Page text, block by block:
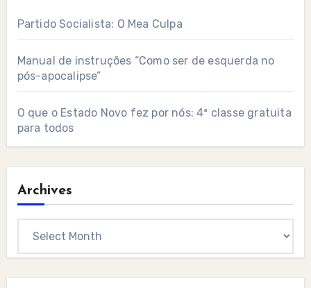
Partido Socialista: O Mea Culpa
Manual de instruções “Como ser de esquerda no
pós-apocalipse”
O que o Estado Novo fez por nós: 4ª classe gratuita
para todos
Archives